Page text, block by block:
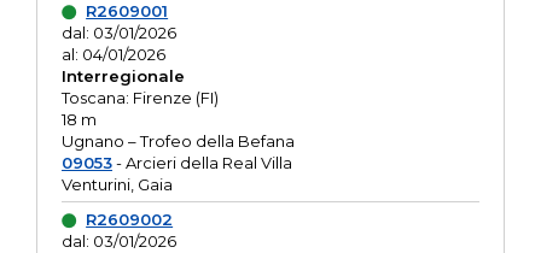
R2609001
dal: 03/01/2026
al: 04/01/2026
Interregionale
Toscana: Firenze (FI)
18 m
Ugnano – Trofeo della Befana
09053- Arcieri della Real Villa
Venturini, Gaia
R2609002
dal: 03/01/2026